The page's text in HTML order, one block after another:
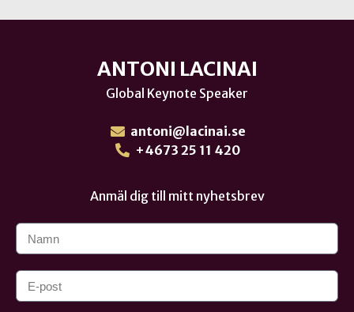
ANTONI LACINAI
Global Keynote Speaker
antoni@lacinai.se
+4673 25 11 420
Anmäl dig till mitt nyhetsbrev